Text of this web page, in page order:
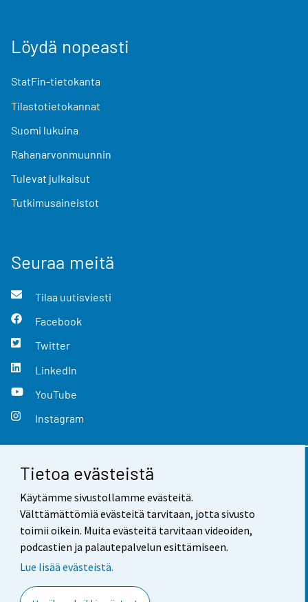
Tietoa evästeistä
Käytämme sivustollamme evästeitä.
Välttämättömiä evästeitä tarvitaan, jotta sivusto
toimii oikein. Muita evästeitä tarvitaan videoiden,
podcastien ja palautepalvelun esittämiseen.
Lue lisää evästeistä.
Löydä nopeasti
StatFin-tietokanta
Tilastotietokannat
Suomi lukuina
Rahanarvonmuunnin
Tulevat julkaisut
Tutkimusaineistot
Seuraa meitä
Tilaa uutisviesti
Facebook
Twitter
LinkedIn
YouTube
Instagram
Yhteystiedot
Palaute
Käyttöehdot
Saavutettavuus